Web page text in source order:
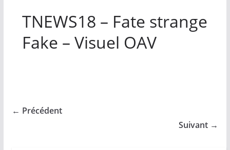
TNEWS18 – Fate strange
Fake – Visuel OAV
← Précédent
Suivant →